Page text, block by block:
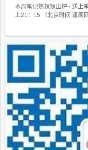
本周笔记热辣辣出炉~ 送上
上21：15 （北京时间 逢周